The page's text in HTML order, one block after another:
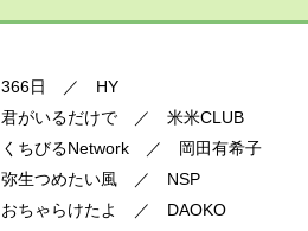
366日 ／ HY
君がいるだけで ／ 米米CLUB
くちびるNetwork ／ 岡田有希子
弥生つめたい風 ／ NSP
おちゃらけたよ ／ DAOKO